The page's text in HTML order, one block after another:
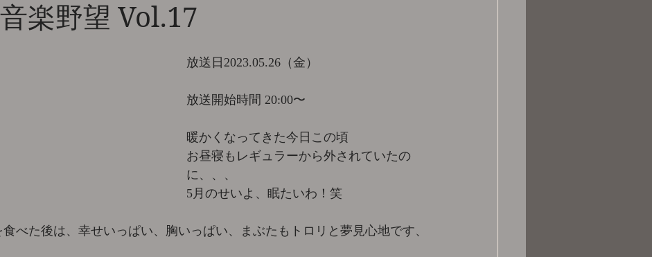
楽野望 Vol.17
放送日2023.05.26（金）
放送開始時間 20:00〜
暖かくなってきた今日この頃
お昼寝もレギュラーから外されていたの
に、、、
5月のせいよ、眠たいわ！笑
べた後は、幸せいっぱい、胸いっぱい、まぶたもトロリと夢見心地です、